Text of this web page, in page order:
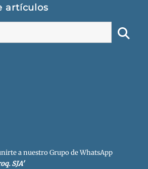
artículos
a nuestro Grupo de WhatsApp
SJA'